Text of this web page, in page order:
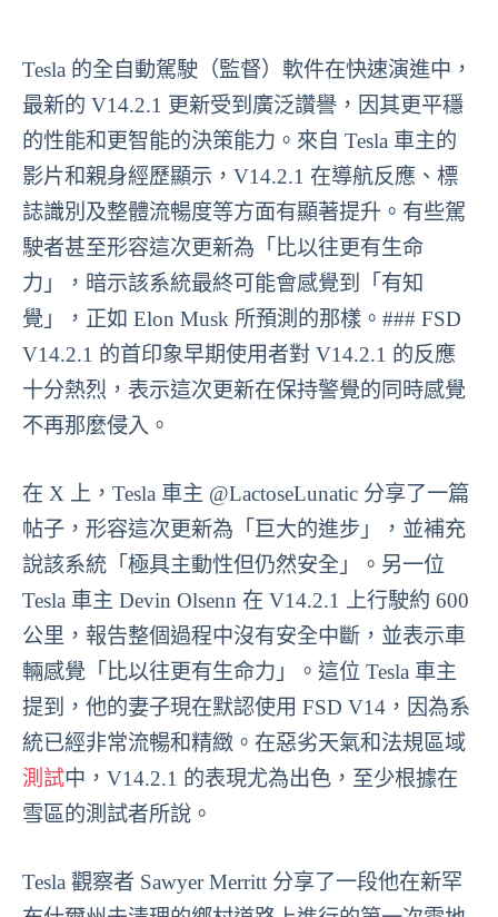
Tesla 的全自動駕駛（監督）軟件在快速演進中，
最新的 V14.2.1 更新受到廣泛讚譽，因其更平穩
的性能和更智能的決策能力。來自 Tesla 車主的
影片和親身經歷顯示，V14.2.1 在導航反應、標
誌識別及整體流暢度等方面有顯著提升。有些駕
駛者甚至形容這次更新為「比以往更有生命
力」，暗示該系統最終可能會感覺到「有知
覺」，正如 Elon Musk 所預測的那樣。### FSD
V14.2.1 的首印象早期使用者對 V14.2.1 的反應
十分熱烈，表示這次更新在保持警覺的同時感覺
不再那麼侵入。
在 X 上，Tesla 車主 @LactoseLunatic 分享了一篇
帖子，形容這次更新為「巨大的進步」，並補充
說該系統「極具主動性但仍然安全」。另一位
Tesla 車主 Devin Olsenn 在 V14.2.1 上行駛約 600
公里，報告整個過程中沒有安全中斷，並表示車
輛感覺「比以往更有生命力」。這位 Tesla 車主
提到，他的妻子現在默認使用 FSD V14，因為系
統已經非常流暢和精緻。在惡劣天氣和法規區域
測試中，V14.2.1 的表現尤為出色，至少根據在
雪區的測試者所說。
Tesla 觀察者 Sawyer Merritt 分享了一段他在新罕